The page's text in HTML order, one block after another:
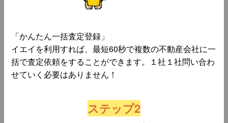
「かんたん一括査定登録」
イエイを利用すれば、最短60秒で複数の不動産会社に一
括で査定依頼をすることができます。１社１社問い合わ
せていく必要はありません！
ステップ2